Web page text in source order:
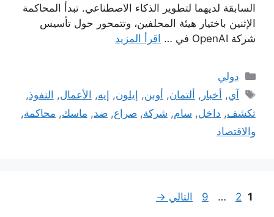
السابقة لديهما لتطوير الذكاء الاصطناعي. تبدأ المحاكمة
الإثنين باختيار هيئة المحلفين، وتتمحور حول تأسيس
شركة OpenAI في …
اقرأ المزيد
التصنيفات
دولي
الوسوم
آي, أخبار , ألتمان, أوبن, إيلون, إيه, الأعمال, النفوذ,
تكشف, داخل, سام, شركة, صراع, ضد, ماسك, محاكمة,
والاقتصاد
Page
1
Page
2
…
Page
9 التالي →